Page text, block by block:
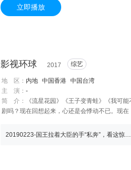
立即播放
影视环球 2017 综艺
地 区： 内地 中国香港 中国台湾
主 演： -
简 介：
《流星花园》《王子变青蛙》《我可
剧吗？现在回想起来，心还是会悸动不已。现
20190223-国王拉着大臣的手“私奔”，看这惊恐的小表情，难以置信